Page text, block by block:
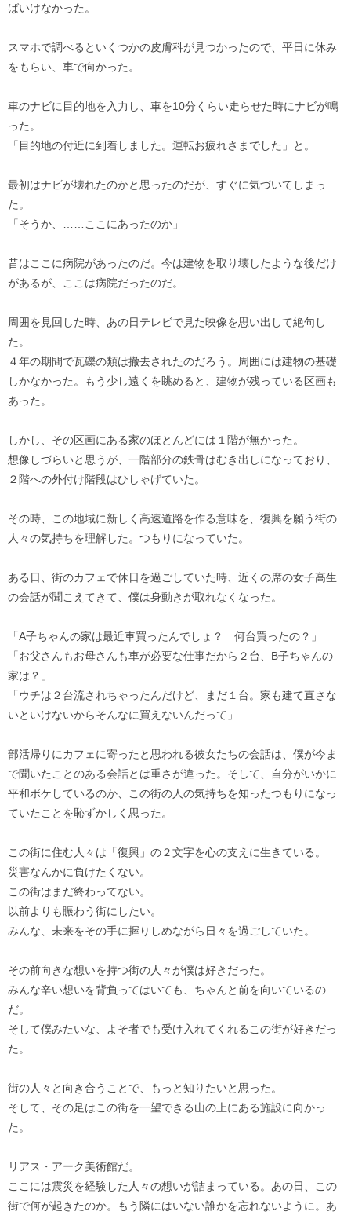
ばいけなかった。
スマホで調べるといくつかの皮膚科が見つかったので、平日に休み
をもらい、車で向かった。
車のナビに目的地を入力し、車を10分くらい走らせた時にナビが鳴
った。
「目的地の付近に到着しました。運転お疲れさまでした」と。
最初はナビが壊れたのかと思ったのだが、すぐに気づいてしまっ
た。
「そうか、……ここにあったのか」
昔はここに病院があったのだ。今は建物を取り壊したような後だけ
があるが、ここは病院だったのだ。
周囲を見回した時、あの日テレビで見た映像を思い出して絶句し
た。
４年の期間で瓦礫の類は撤去されたのだろう。周囲には建物の基礎
しかなかった。もう少し遠くを眺めると、建物が残っている区画も
あった。
しかし、その区画にある家のほとんどには１階が無かった。
想像しづらいと思うが、一階部分の鉄骨はむき出しになっており、
２階への外付け階段はひしゃげていた。
その時、この地域に新しく高速道路を作る意味を、復興を願う街の
人々の気持ちを理解した。つもりになっていた。
ある日、街のカフェで休日を過ごしていた時、近くの席の女子高生
の会話が聞こえてきて、僕は身動きが取れなくなった。
「A子ちゃんの家は最近車買ったんでしょ？ 何台買ったの？」
「お父さんもお母さんも車が必要な仕事だから２台、B子ちゃんの
家は？」
「ウチは２台流されちゃったんだけど、まだ１台。家も建て直さな
いといけないからそんなに買えないんだって」
部活帰りにカフェに寄ったと思われる彼女たちの会話は、僕が今ま
で聞いたことのある会話とは重さが違った。そして、自分がいかに
平和ボケしているのか、この街の人の気持ちを知ったつもりになっ
ていたことを恥ずかしく思った。
この街に住む人々は「復興」の２文字を心の支えに生きている。
災害なんかに負けたくない。
この街はまだ終わってない。
以前よりも賑わう街にしたい。
みんな、未来をその手に握りしめながら日々を過ごしていた。
その前向きな想いを持つ街の人々が僕は好きだった。
みんな辛い想いを背負ってはいても、ちゃんと前を向いているの
だ。
そして僕みたいな、よそ者でも受け入れてくれるこの街が好きだっ
た。
街の人々と向き合うことで、もっと知りたいと思った。
そして、その足はこの街を一望できる山の上にある施設に向かっ
た。
リアス・アーク美術館だ。
ここには震災を経験した人々の想いが詰まっている。あの日、この
街で何が起きたのか。もう隣にはいない誰かを忘れないように。あ